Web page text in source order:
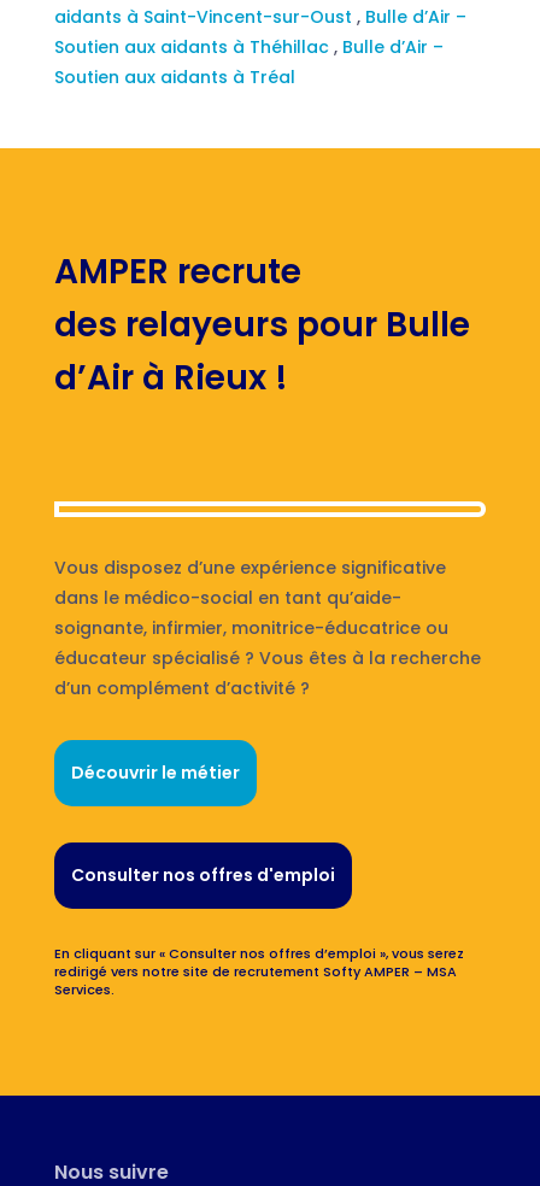
aidants à Saint-Vincent-sur-Oust , Bulle d’Air –
Soutien aux aidants à Théhillac , Bulle d’Air –
Soutien aux aidants à Tréal
AMPER recrute
des relayeurs pour Bulle
d’Air à Rieux !
Vous disposez d’une expérience significative
dans le médico-social en tant qu’aide-
soignante, infirmier, monitrice-éducatrice ou
éducateur spécialisé ? Vous êtes à la recherche
d’un complément d’activité ?
Découvrir le métier
Consulter nos offres d'emploi
En cliquant sur « Consulter nos offres d’emploi », vous serez
redirigé vers notre site de recrutement Softy AMPER – MSA
Services.
Nous suivre